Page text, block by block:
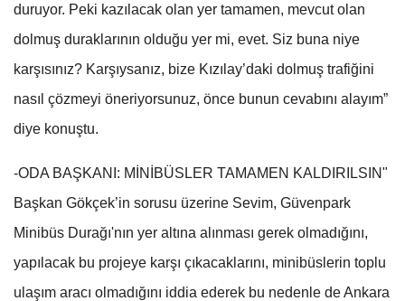
duruyor. Peki kazılacak olan yer tamamen, mevcut olan
dolmuş duraklarının olduğu yer mi, evet. Siz buna niye
karşısınız? Karşıysanız, bize Kızılay’daki dolmuş trafiğini
nasıl çözmeyi öneriyorsunuz, önce bunun cevabını alayım”
diye konuştu.
-ODA BAŞKANI: MİNİBÜSLER TAMAMEN KALDIRILSIN"
Başkan Gökçek’in sorusu üzerine Sevim, Güvenpark
Minibüs Durağı'nın yer altına alınması gerek olmadığını,
yapılacak bu projeye karşı çıkacaklarını, minibüslerin toplu
ulaşım aracı olmadığını iddia ederek bu nedenle de Ankara